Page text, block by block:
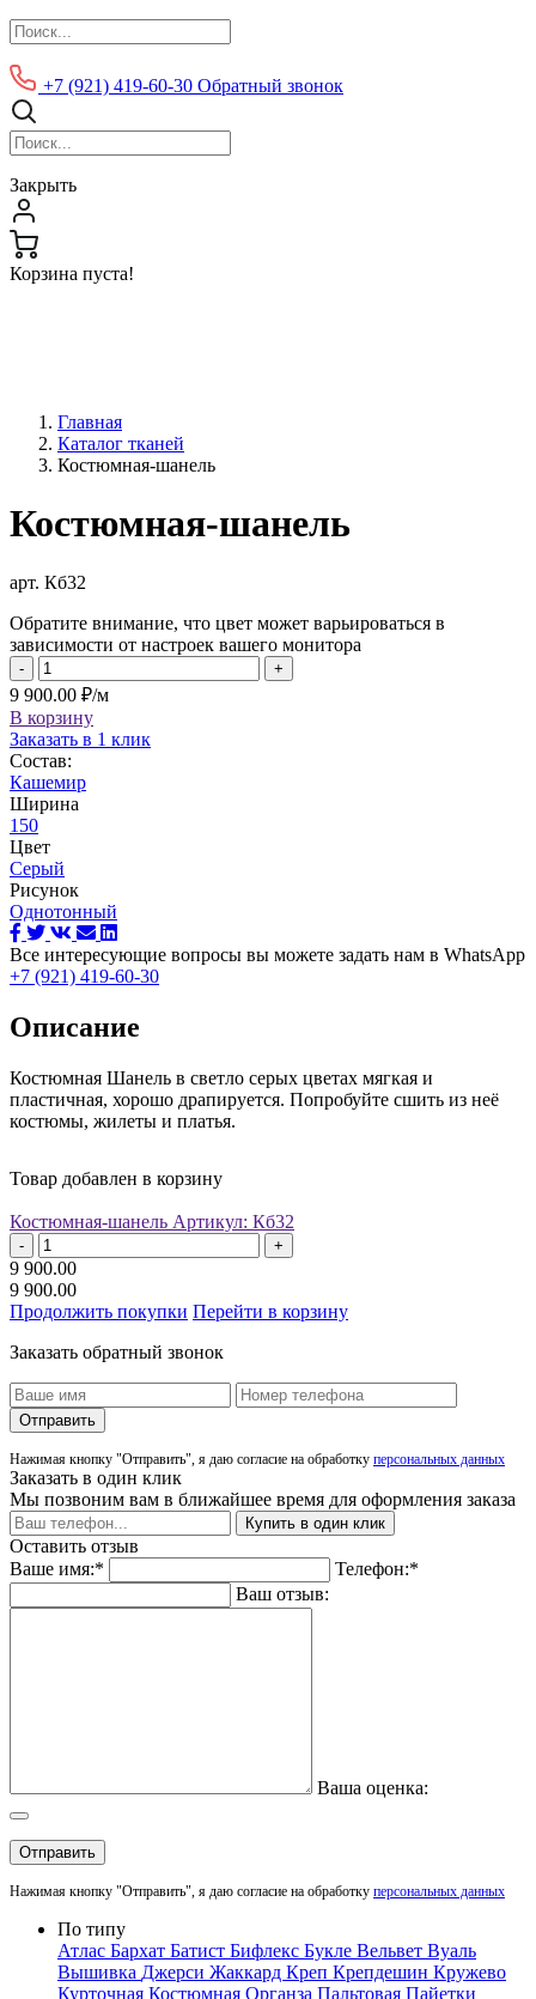
+7 (921) 419-60-30 Обратный звонок
Закрыть
Корзина пуста!
Главная
Каталог тканей
Костюмная-шанель
Костюмная-шанель
арт. Кб32
Обратите внимание, что цвет может варьироваться в
зависимости от настроек вашего монитора
- +
9 900.00 ₽/м
В корзину
Заказать в 1 клик
Состав:
Кашемир
Ширина
150
Цвет
Серый
Рисунок
Однотонный
Все интересующие вопросы вы можете задать нам в WhatsApp
+7 (921) 419-60-30
Описание
Костюмная Шанель в светло серых цветах мягкая и
пластичная, хорошо драпируется. Попробуйте сшить из неё
костюмы, жилеты и платья.
Товар добавлен в корзину
Костюмная-шанель Артикул: Кб32
- +
9 900.00
9 900.00
Продолжить покупки Перейти в корзину
Заказать обратный звонок
Отправить
Нажимая кнопку "Отправить", я даю согласие на обработку персональных данных
Заказать в один клик
Мы позвоним вам в ближайшее время для оформления заказа
Купить в один клик
Оставить отзыв
Ваше имя:*
Телефон:*
Ваш отзыв:
Ваша оценка:
Отправить
Нажимая кнопку "Отправить", я даю согласие на обработку персональных данных
По типу
Атлас Бархат Батист Бифлекс Букле Вельвет Вуаль
Вышивка Джерси Жаккард Креп Крепдешин Кружево
Курточная Костюмная Органза Пальтовая Пайетки